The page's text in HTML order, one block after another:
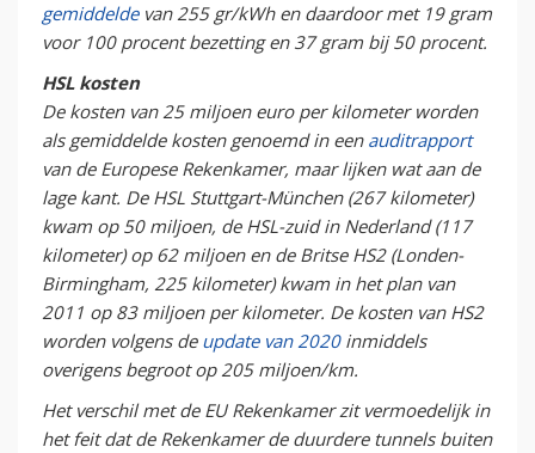
gemiddeldevan 255 gr/kWh en daardoor met 19 gram
voor 100 procent bezetting en 37 gram bij 50 procent.
HSL kosten
De kosten van 25 miljoen euro per kilometer worden
als gemiddelde kosten genoemd in een auditrapport
van de Europese Rekenkamer, maar lijken wat aan de
lage kant. De HSL Stuttgart-München (267 kilometer)
kwam op 50 miljoen, de HSL-zuid in Nederland (117
kilometer) op 62 miljoen en de Britse HS2 (Londen-
Birmingham, 225 kilometer) kwam in het plan van
2011 op 83 miljoen per kilometer. De kosten van HS2
worden volgens de update van 2020inmiddels
overigens begroot op 205 miljoen/km.
Het verschil met de EU Rekenkamer zit vermoedelijk in
het feit dat de Rekenkamer de duurdere tunnels buiten